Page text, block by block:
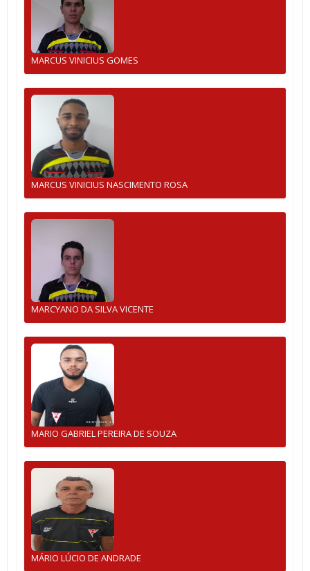
MARCUS VINICIUS GOMES
MARCUS VINICIUS NASCIMENTO ROSA
MARCYANO DA SILVA VICENTE
MARIO GABRIEL PEREIRA DE SOUZA
MÁRIO LÚCIO DE ANDRADE